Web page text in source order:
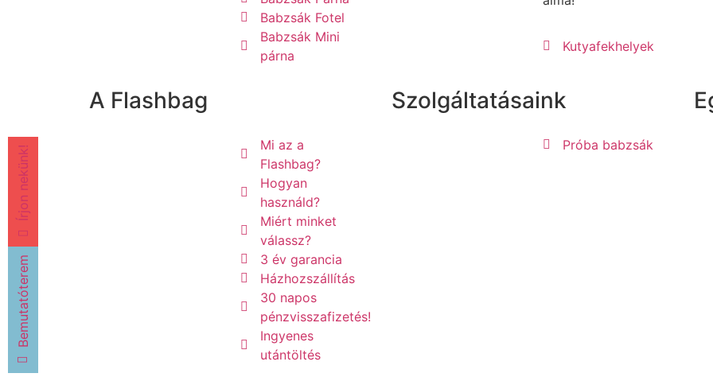
Babzsák Fotel
Babzsák Mini
párna
Kutyafekhelyek
A Flashbag
Mi az a
Flashbag?
Hogyan
használd?
Miért minket
válassz?
3 év garancia
Házhozszállítás
30 napos
pénzvisszafizetés!
Ingyenes
utántöltés
Szolgáltatásaink
Próba babzsák
Bemutatóterem
Írjon nekünk!